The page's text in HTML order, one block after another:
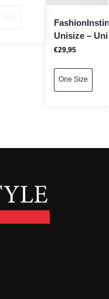
Unisize –
€29,95
One Size